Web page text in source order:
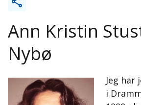
Ann Kristin
Nybø
Jeg
i